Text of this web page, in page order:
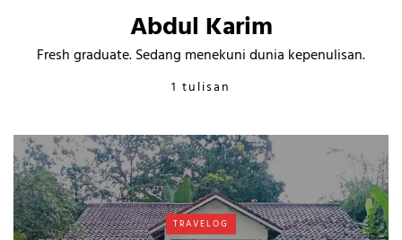
Abdul Karim
Fresh graduate. Sedang menekuni dunia kepenulisan.
1 tulisan
TRAVELOG